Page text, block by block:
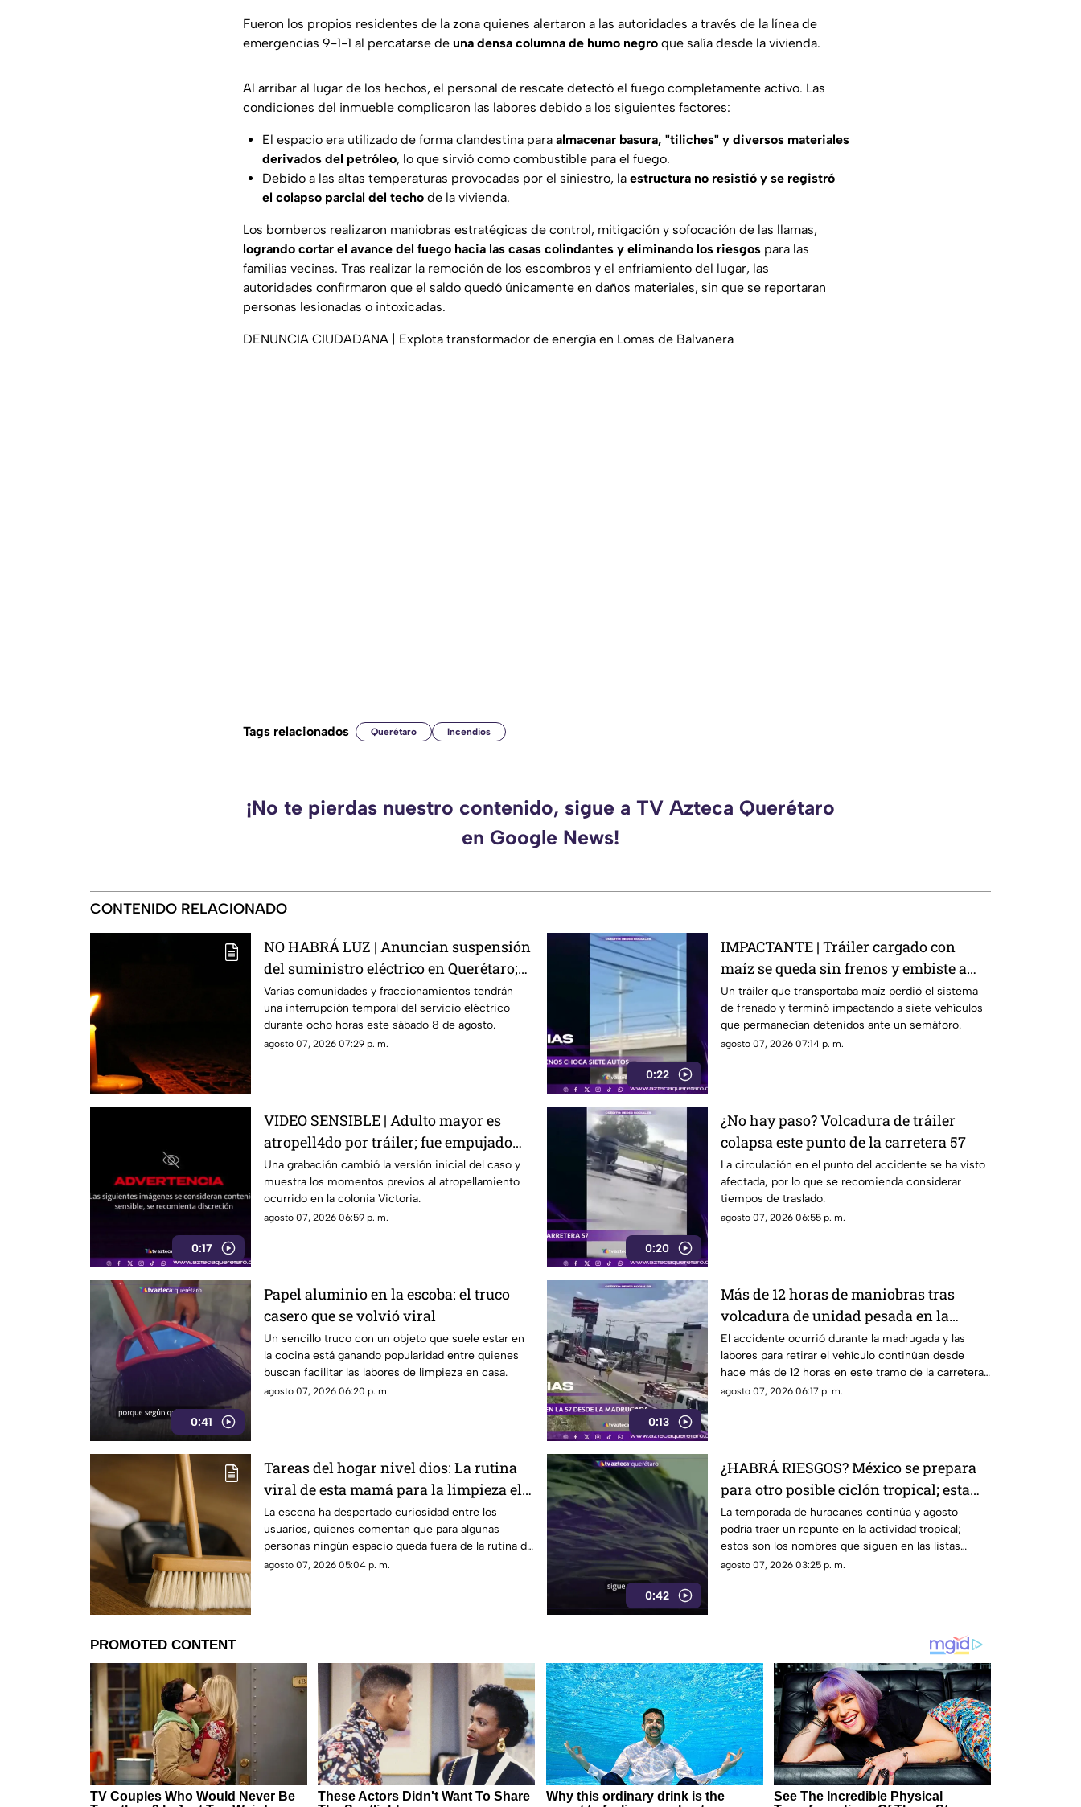
Fueron los propios residentes de la zona quienes alertaron a las autoridades a través de la línea de
emergencias 9-1-1 al percatarse de una densa columna de humo negro que salía desde la vivienda.
Al arribar al lugar de los hechos, el personal de rescate detectó el fuego completamente activo. Las
condiciones del inmueble complicaron las labores debido a los siguientes factores:
El espacio era utilizado de forma clandestina para almacenar basura, "tiliches" y diversos materiales
derivados del petróleo, lo que sirvió como combustible para el fuego.
Debido a las altas temperaturas provocadas por el siniestro, la estructura no resistió y se registró
el colapso parcial del techo de la vivienda.
Los bomberos realizaron maniobras estratégicas de control, mitigación y sofocación de las llamas,
logrando cortar el avance del fuego hacia las casas colindantes y eliminando los riesgos para las
familias vecinas. Tras realizar la remoción de los escombros y el enfriamiento del lugar, las
autoridades confirmaron que el saldo quedó únicamente en daños materiales, sin que se reportaran
personas lesionadas o intoxicadas.
DENUNCIA CIUDADANA | Explota transformador de energía en Lomas de Balvanera
Tags relacionados Querétaro Incendios
¡No te pierdas nuestro contenido, sigue a TV Azteca Querétaro
en Google News!
CONTENIDO RELACIONADO
NO HABRÁ LUZ | Anuncian suspensión
del suministro eléctrico en Querétaro;
estás serán las zonas afectadas
Varias comunidades y fraccionamientos tendrán
una interrupción temporal del servicio eléctrico
durante ocho horas este sábado 8 de agosto.
agosto 07, 2026 07:29 p. m.
0:22
IMPACTANTE | Tráiler cargado con
maíz se queda sin frenos y embiste a
siete vehículos
Un tráiler que transportaba maíz perdió el sistema
de frenado y terminó impactando a siete vehículos
que permanecían detenidos ante un semáforo.
agosto 07, 2026 07:14 p. m.
0:17
VIDEO SENSIBLE | Adulto mayor es
atropell4do por tráiler; fue empujado
antes de m0rir
Una grabación cambió la versión inicial del caso y
muestra los momentos previos al atropellamiento
ocurrido en la colonia Victoria.
agosto 07, 2026 06:59 p. m.
0:20
¿No hay paso? Volcadura de tráiler
colapsa este punto de la carretera 57
La circulación en el punto del accidente se ha visto
afectada, por lo que se recomienda considerar
tiempos de traslado.
agosto 07, 2026 06:55 p. m.
0:41
Papel aluminio en la escoba: el truco
casero que se volvió viral
Un sencillo truco con un objeto que suele estar en
la cocina está ganando popularidad entre quienes
buscan facilitar las labores de limpieza en casa.
agosto 07, 2026 06:20 p. m.
0:13
Más de 12 horas de maniobras tras
volcadura de unidad pesada en la
carretera 57
El accidente ocurrió durante la madrugada y las
labores para retirar el vehículo continúan desde
hace más de 12 horas en este tramo de la carretera
57.
agosto 07, 2026 06:17 p. m.
Tareas del hogar nivel dios: La rutina
viral de esta mamá para la limpieza el
techo
La escena ha despertado curiosidad entre los
usuarios, quienes comentan que para algunas
personas ningún espacio queda fuera de la rutina de
limpieza
agosto 07, 2026 05:04 p. m.
0:42
¿HABRÁ RIESGOS? México se prepara
para otro posible ciclón tropical; esta
sería la fecha
La temporada de huracanes continúa y agosto
podría traer un repunte en la actividad tropical;
estos son los nombres que siguen en las listas
oficiales.
agosto 07, 2026 03:25 p. m.